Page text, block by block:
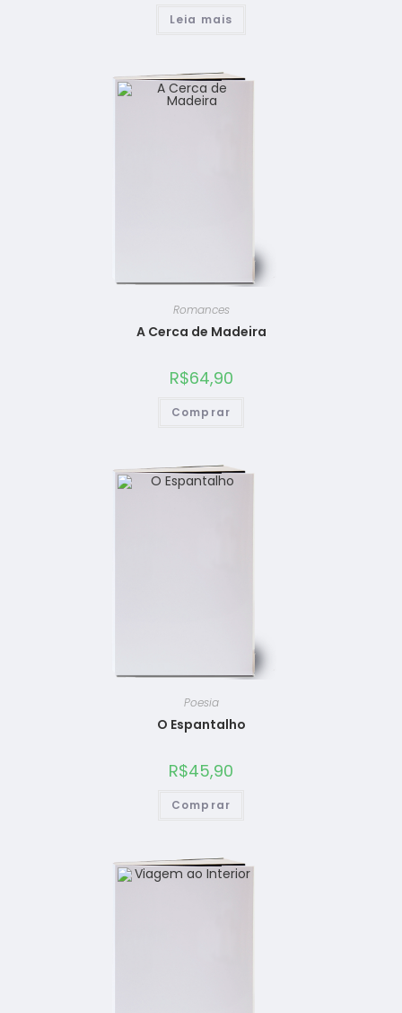
Leia mais
Romances
A Cerca de Madeira
R$64,90
Comprar
Poesia
O Espantalho
R$45,90
Comprar